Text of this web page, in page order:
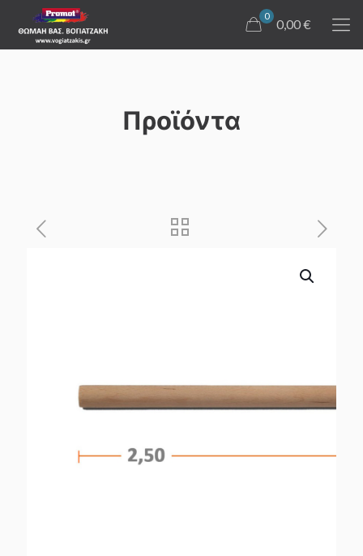
0
0,00 €
Προϊόντα